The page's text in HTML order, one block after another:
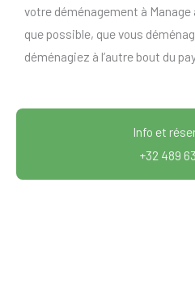
votre déménagement à
que possible, que vous
déménagiez à l’autre bout du
Info et
+32 489